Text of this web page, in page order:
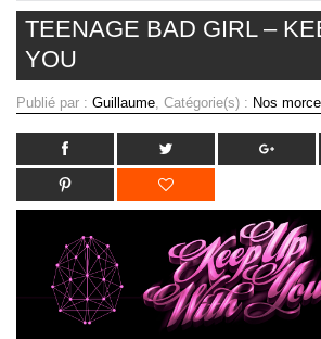
TEENAGE BAD GIRL –
YOU
Publié par : Guillaume , Catégorie(s) : Nos